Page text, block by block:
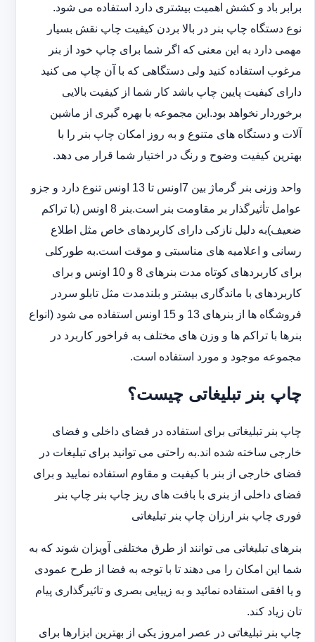
برابر باد و ‏کشش اهمیت بیشتری دارد استفاده می شود‎.‎
نوع دستگاه چاپ بنر در بالا بردن کیفیت چاپ نقش بسیار
مهمی دارد به این معنی که اگر شما برای چاپ خود از بنر
‏مرغوب استفاده کنید ولی دستگاهی که با آن چاپ می کنید
دارای کیفیت پایین چاپ باشد کار شما از کیفیت بالایی
برخوردار ‏نخواهد بود.این مجموعه با بهره گیری از ماشین
آلات و دستگاه های متنوع و به روز امکان چاپ بنر را با
بهترین کیفیت ‏وضوح و رنگ در اختیار شما قرار می دهد.‏‎
واحد وزنی بنر گرماژ بین ‏‎7‎‏اونس تا 13 اونس تنوع دارد و جزو
عوامل تأثیرگذار بر مقاومت بنر است.بنر 8 اونس (با ‏تراکم
ضعیف)به دلیل نازکی دارای کاربردهای خاص مثل اطلاع
رسانی و اعلامیه های مناسبتی و موقت است.به طورکلی
‏برای کاربردهای کوتاه مدت بنرهای 8 و 10 اونس و برای
کاربردهای با ماندگاری بیشتر و بلندمدت مثل تابلو سردر
‏فروشگاه ها از بنرهای 13 و 15 اونس استفاده می شود (انواع
بنرها با تراکم ها و وزن های مختلف به فراخور کاربرد در
‏مجموعه موجود و مورد استفاده است.
چاپ بنر تبلیغاتی چیست؟
چاپ بنر تبلیغاتی برای استفاده در فضای داخلی و فضای
خارجی ساخته شده اند.به راحتی می توانید برای تبلیغات در
فضای خارجی از بنر با کیفیت و مقاوم استفاده نمایید و برای
فضای داخلی از بنری با بافت های ریز چاپ بنر چاپ بنر
فوری چاپ بنر ارزان چاپ بنر تبلیغاتی
بنرهای تبلیغاتی می توانند از طرق مختلفی آویزان شوند که به
شما این امکان را می دهند تا با توجه به فضا از طرح عمودی
و یا افقی استفاده نمائید و به زییایی بصری و تاثیرگذاری پیام
تان زیاد کند.
چاپ بنر تبلیغاتی در عصر امروز یکی از بهترین ابزارها برای